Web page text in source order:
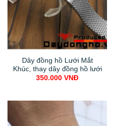
Dây đồng hồ Lưới Mắt
Khúc, thay dây đồng hồ lưới
350.000 VNĐ